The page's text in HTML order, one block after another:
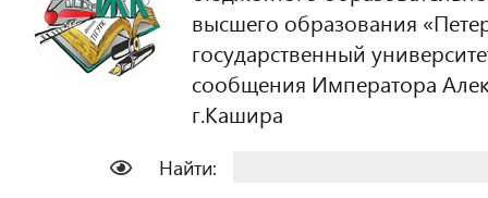
высшего образования
государственный
сообщения Императора
г.Кашира
Найти: